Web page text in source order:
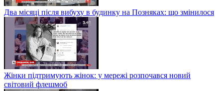
Два місяці після вибуху в будинку на Позняках: що змінилося
Жінки підтримують жінок: у мережі розпочався новий
світовий флешмоб